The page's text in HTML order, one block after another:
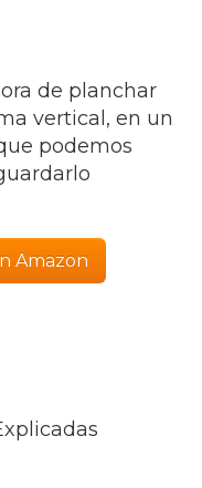
de planchar
vertical, en un
podemos
Amazon